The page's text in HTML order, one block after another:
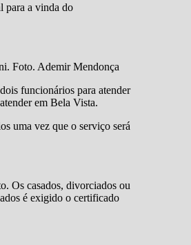
para a vinda do
Foto. Ademir Mendonça
funcionários para atender
em Bela Vista.
uma vez que o serviço será
Os casados, divorciados ou
é exigido o certificado